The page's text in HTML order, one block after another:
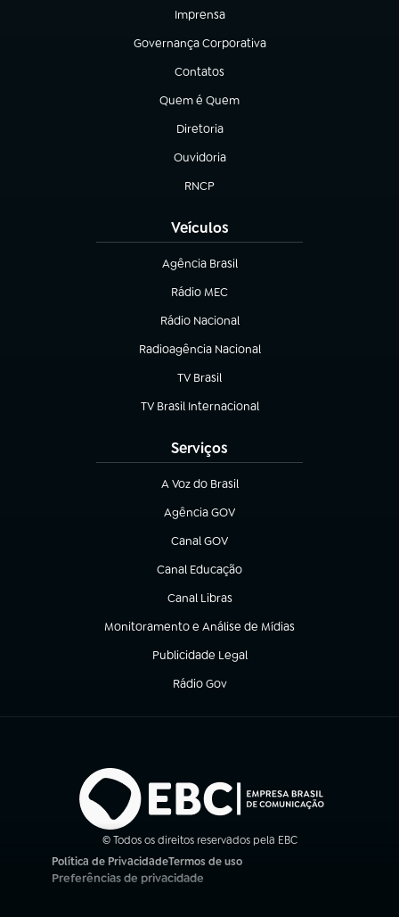
Imprensa
(abre em nova aba)
Governança Corporativa
(abre em nova aba)
Contatos
(abre em nova aba)
Quem é Quem
(abre em nova aba)
Diretoria
(abre em nova aba)
Ouvidoria
(abre em nova aba)
RNCP
(abre em nova aba)
Veículos
Agência Brasil
(abre em nova aba)
Rádio MEC
Rádio Nacional
(abre em nova aba)
Radioagência Nacional
(abre em nova aba)
TV Brasil
(abre em nova aba)
TV Brasil Internacional
(abre em nova aba)
Serviços
A Voz do Brasil
(abre em nova aba)
Agência GOV
(abre em nova aba)
Canal GOV
(abre em nova aba)
Canal Educação
(abre em nova aba)
Canal Libras
(abre em nova aba)
Monitoramento e Análise de Mídias
(abre em nova aba)
Publicidade Legal
(abre em nova aba)
Rádio Gov
(abre em nova aba)
© Todos os direitos reservados pela EBC
Política de Privacidade
(abre em nova aba)
Termos de uso
(abre em nova aba)
Preferências de privacidade